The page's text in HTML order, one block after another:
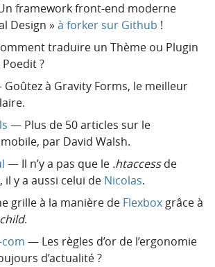
framework front-end moderne
Design »à forker sur Github !
traduire un Thème ou Plugin
?
à Gravity Forms, le meilleur
— Plus de 50 articles sur le
par David Walsh.
— Il n’y a pas que le .htaccessde
il y a aussi celui de Nicolas.
grille à la manière de Flexbox grâce à
.
— Les règles d’or de l’ergonomie
d’actualité ?